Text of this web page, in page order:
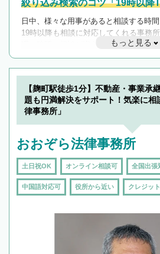
絞り込み検索のコツ「19時以降
日中、様々な用事があると相談する時
19時以降も相談に対応してくれる事務
遅い時間の相談が増えそうな場合はそ
んで検索してみましょう。
19時以降TEL可
を加えて再検
もっと見る
【麹町駅徒歩1分】不動産・事業承
題も円満解決をサポート！気楽に
律事務所」
おおぞら法律事務所
土日祝OK オンライン相談可 全国出張
中国語対応可 役所から近い クレジッ